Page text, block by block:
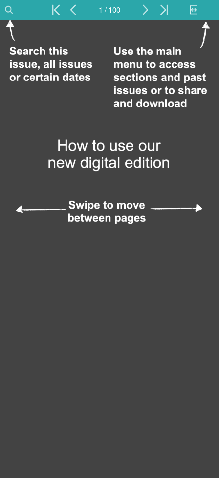
1 / 100